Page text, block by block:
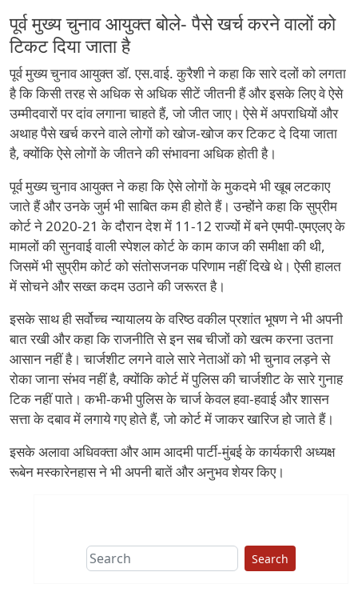
पूर्व मुख्य चुनाव आयुक्त बोले- पैसे खर्च करने वालों को
टिकट दिया जाता है
पूर्व मुख्य चुनाव आयुक्त डॉ. एस.वाई. कुरैशी ने कहा कि सारे दलों को लगता
है कि किसी तरह से अधिक से अधिक सीटें जीतनी हैं और इसके लिए वे ऐसे
उम्मीदवारों पर दांव लगाना चाहते हैं, जो जीत जाए। ऐसे में अपराधियों और
अथाह पैसे खर्च करने वाले लोगों को खोज-खोज कर टिकट दे दिया जाता
है, क्योंकि ऐसे लोगों के जीतने की संभावना अधिक होती है।
पूर्व मुख्य चुनाव आयुक्त ने कहा कि ऐसे लोगों के मुकदमे भी खूब लटकाए
जाते हैं और उनके जुर्म भी साबित कम ही होते हैं। उन्होंने कहा कि सुप्रीम
कोर्ट ने 2020-21 के दौरान देश में 11-12 राज्यों में बने एमपी-एमएलए के
मामलों की सुनवाई वाली स्पेशल कोर्ट के काम काज की समीक्षा की थी,
जिसमें भी सुप्रीम कोर्ट को संतोसजनक परिणाम नहीं दिखे थे। ऐसी हालत
में सोचने और सख्त कदम उठाने की जरूरत है।
इसके साथ ही सर्वोच्च न्यायालय के वरिष्ठ वकील प्रशांत भूषण ने भी अपनी
बात रखी और कहा कि राजनीति से इन सब चीजों को खत्म करना उतना
आसान नहीं है। चार्जशीट लगने वाले सारे नेताओं को भी चुनाव लड़ने से
रोका जाना संभव नहीं है, क्योंकि कोर्ट में पुलिस की चार्जशीट के सारे गुनाह
टिक नहीं पाते। कभी-कभी पुलिस के चार्ज केवल हवा-हवाई और शासन
सत्ता के दबाव में लगाये गए होते हैं, जो कोर्ट में जाकर खारिज हो जाते हैं।
इसके अलावा अधिवक्ता और आम आदमी पार्टी-मुंबई के कार्यकारी अध्यक्ष
रूबेन मस्कारेनहास ने भी अपनी बातें और अनुभव शेयर किए।
Search